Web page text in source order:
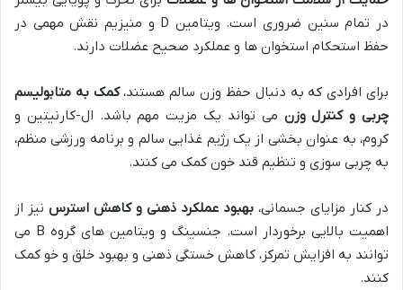
در تمام سنین ضروری است. ویتامین D و منیزیم نقش مهمی در
حفظ استحکام استخوان ها و عملکرد صحیح عضلات دارند.
برای افرادی که به دنبال حفظ وزن سالم هستند،کمک به متابولیسم
چربی و کنترل وزن می تواند یک مزیت مهم باشد. ال-کارنیتین و
کروم، به عنوان بخشی از یک رژیم غذایی سالم و برنامه ورزشی منظم،
به چربی سوزی و تنظیم قند خون کمک می کنند.
در کنار مزایای جسمانی، بهبود عملکرد ذهنی و کاهش استرس نیز از
اهمیت بالایی برخوردار است. جنسینگ و ویتامین های گروه B می
توانند به افزایش تمرکز، کاهش خستگی ذهنی و بهبود خلق و خو کمک
کنند.